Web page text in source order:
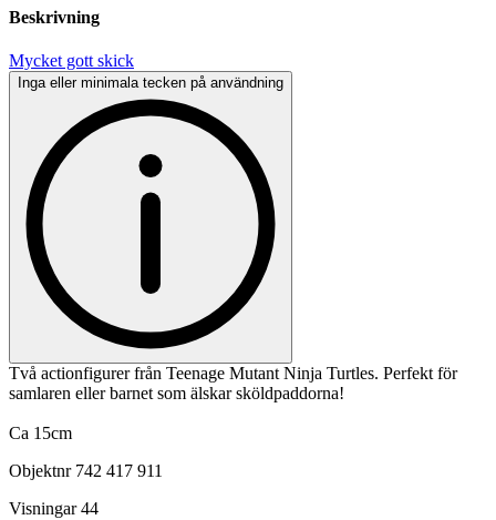
Beskrivning
Mycket gott skick
Inga eller minimala tecken på användning
Två actionfigurer från Teenage Mutant Ninja Turtles. Perfekt för
samlaren eller barnet som älskar sköldpaddorna!
Ca 15cm
Objektnr 742 417 911
Visningar 44